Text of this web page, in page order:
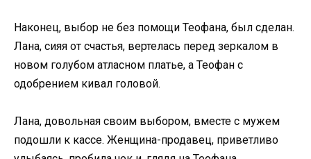
Наконец, выбор не без помощи Теофана, был сделан.
Лана, сияя от счастья, вертелась перед зеркалом в
новом голубом атласном платье, а Теофан с
одобрением кивал головой.
Лана, довольная своим выбором, вместе с мужем
подошли к кассе. Женщина-продавец, приветливо